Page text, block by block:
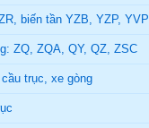
biến tần YZB, YZP, YVP
ZQ, ZQA, QY, QZ, ZSC
trục, xe gòng